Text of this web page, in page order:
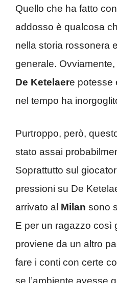
Quello che ha fatto
addosso è qualcosa
nella storia rossonera
generale. Ovviamente,
De Ketelaere potesse
nel tempo ha
Purtroppo, però,
stato assai
Soprattutto sul
pressioni su De
arrivato al Milan sono
E per un ragazzo così
proviene da un altro
fare i conti con certe
se l’ambiente avesse